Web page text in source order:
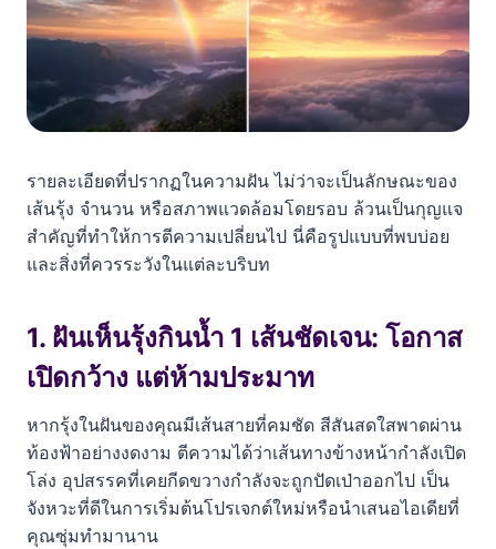
รายละเอียดที่ปรากฏในความฝัน ไม่ว่าจะเป็นลักษณะของ
เส้นรุ้ง จำนวน หรือสภาพแวดล้อมโดยรอบ ล้วนเป็นกุญแจ
สำคัญที่ทำให้การตีความเปลี่ยนไป นี่คือรูปแบบที่พบบ่อย
และสิ่งที่ควรระวังในแต่ละบริบท
1. ฝันเห็นรุ้งกินน้ำ 1 เส้นชัดเจน: โอกาส
เปิดกว้าง แต่ห้ามประมาท
หากรุ้งในฝันของคุณมีเส้นสายที่คมชัด สีสันสดใสพาดผ่าน
ท้องฟ้าอย่างงดงาม ตีความได้ว่าเส้นทางข้างหน้ากำลังเปิด
โล่ง อุปสรรคที่เคยกีดขวางกำลังจะถูกปัดเป่าออกไป เป็น
จังหวะที่ดีในการเริ่มต้นโปรเจกต์ใหม่หรือนำเสนอไอเดียที่
คุณซุ่มทำมานาน